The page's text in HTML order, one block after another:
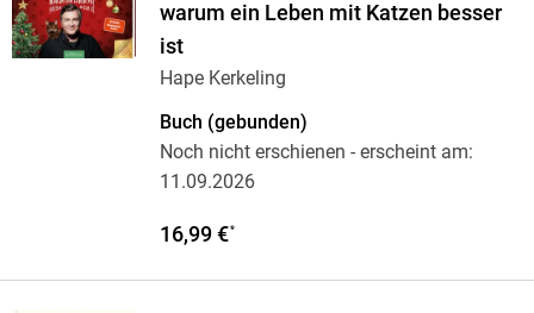
warum ein Leben mit Katzen besser
ist
Hape Kerkeling
Buch (gebunden)
Noch nicht erschienen - erscheint am:
11.09.2026
16,99 €*